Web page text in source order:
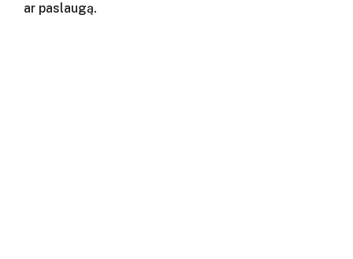
ar paslaugą.